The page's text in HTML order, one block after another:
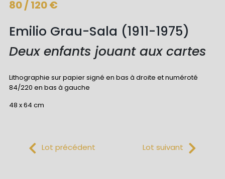
80 / 120 €
Emilio Grau-Sala (1911-1975)
Deux enfants jouant aux cartes
Lithographie sur papier signé en bas à droite et numéroté
84/220 en bas à gauche
48 x 64 cm
Lot précédent Lot suivant